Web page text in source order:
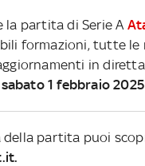
la partita di Serie A
formazioni, tutte le
in
1 febbraio 2025
della partita puoi